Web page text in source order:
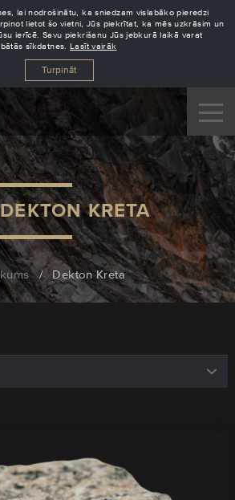
lai nodrošinātu, ka sniedzam vislabāko pieredzi
lietot šo vietni, Jūs piekrītat, ka mēs uzkrāsim un
ierīcē. Savu piekrišanu Jūs jebkurā laikā varat
sīkdatnes. Lasīt vairāk
Turpināt
DEKTON KRETA
/ Dekton Kreta